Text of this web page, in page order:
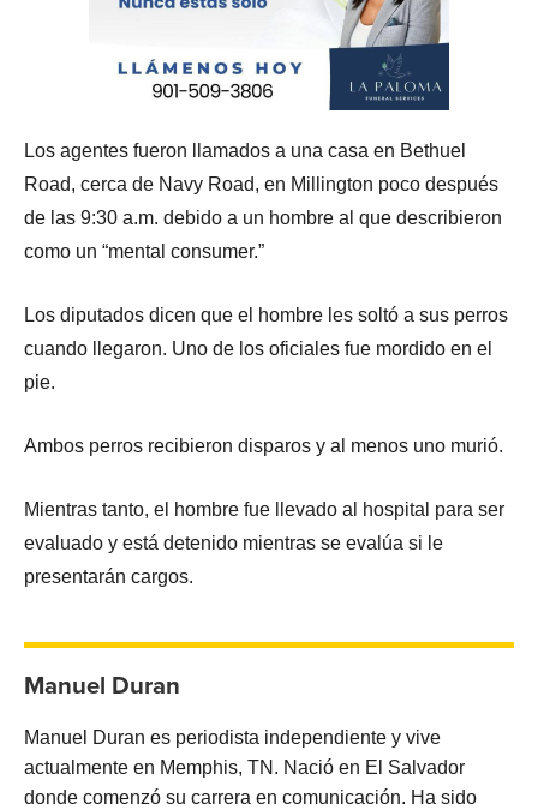
Los agentes fueron llamados a una casa en Bethuel
Road, cerca de Navy Road, en Millington poco después
de las 9:30 a.m. debido a un hombre al que describieron
como un “mental consumer.”
Los diputados dicen que el hombre les soltó a sus perros
cuando llegaron. Uno de los oficiales fue mordido en el
pie.
Ambos perros recibieron disparos y al menos uno murió.
Mientras tanto, el hombre fue llevado al hospital para ser
evaluado y está detenido mientras se evalúa si le
presentarán cargos.
Manuel Duran
Manuel Duran es periodista independiente y vive
actualmente en Memphis, TN. Nació en El Salvador
donde comenzó su carrera en comunicación. Ha sido